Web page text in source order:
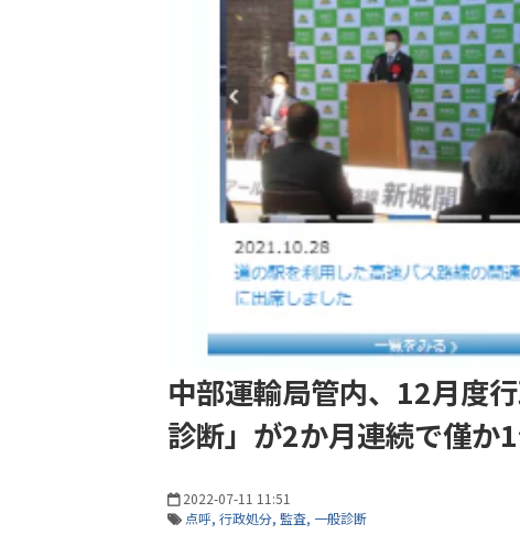
中部運輸局管内、12月度
診断」が2か月連続で僅か
2022-07-11 11:51
点呼 行政処分 監査 一般診断